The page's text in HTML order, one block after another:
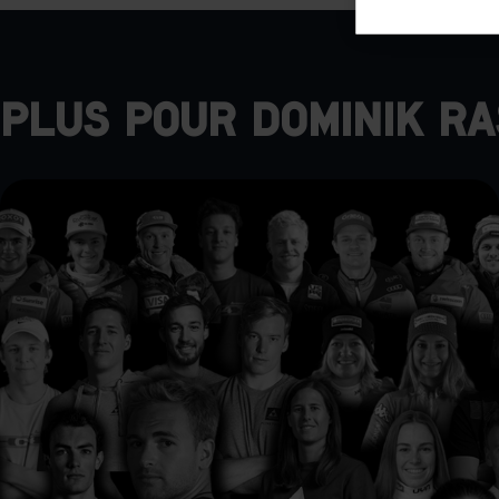
Plus pour Dominik